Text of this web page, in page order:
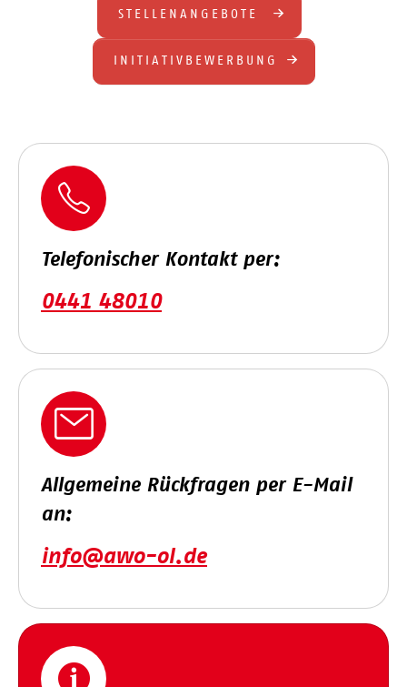
STELLENANGEBOTE
INITIATIVBEWERBUNG
Telefonischer Kontakt per:
0441 48010
Allgemeine Rückfragen per E-Mail
an:
info@awo-ol.de